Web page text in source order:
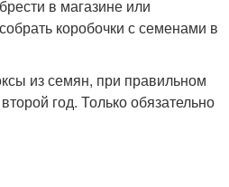
в магазине или
коробочки с семенами в
из семян, при правильном
год. Только обязательно